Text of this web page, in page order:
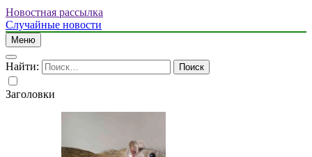
Новостная рассылка
Случайные новости
Меню
Найти:
Заголовки